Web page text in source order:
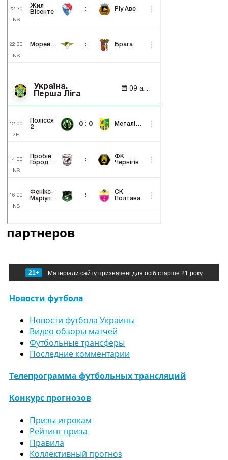
партнеров
21+ Матеріали сайту призначені для осіб старше 21 року
Новости футбола
Новости футбола Украины
Видео обзоры матчей
Футбольные трансферы
Последние комментарии
Телепрограмма футбольных трансляций
Конкурс прогнозов
Призы игрокам
Рейтинг приза
Правила
Коллективный прогноз